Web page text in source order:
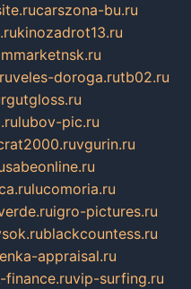
carszona-bu.ru
kinozadrot13.ru
veles-doroga.rutb02.ru
lubov-pic.ru
vgurin.ru
sabeonline.ru
lucomoria.ru
igro-pictures.ru
blackcountess.ru
appraisal.ru
finance.ruvip-surfing.ru